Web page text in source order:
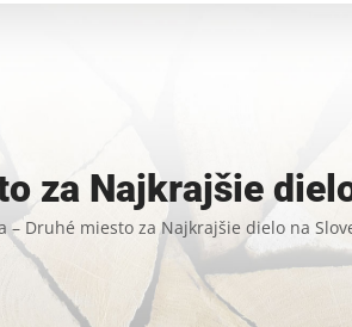
za Najkrajšie
– Druhé miesto za Najkrajšie dielo na